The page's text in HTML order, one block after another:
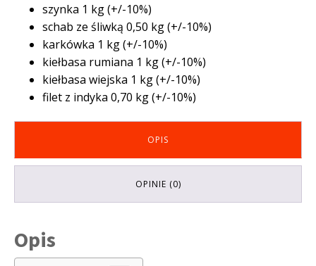
szynka 1 kg (+/-10%)
schab ze śliwką 0,50 kg (+/-10%)
karkówka 1 kg (+/-10%)
kiełbasa rumiana 1 kg (+/-10%)
kiełbasa wiejska 1 kg (+/-10%)
filet z indyka 0,70 kg (+/-10%)
OPIS
OPINIE (0)
Opis